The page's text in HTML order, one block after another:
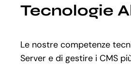
Tecnologie
Le nostre competenze
Server e di gestire i CMS